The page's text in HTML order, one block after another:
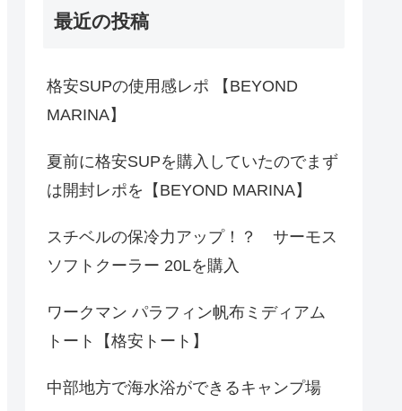
最近の投稿
格安SUPの使用感レポ 【BEYOND
MARINA】
夏前に格安SUPを購入していたのでまず
は開封レポを【BEYOND MARINA】
スチベルの保冷力アップ！？ サーモス
ソフトクーラー 20Lを購入
ワークマン パラフィン帆布ミディアム
トート【格安トート】
中部地方で海水浴ができるキャンプ場